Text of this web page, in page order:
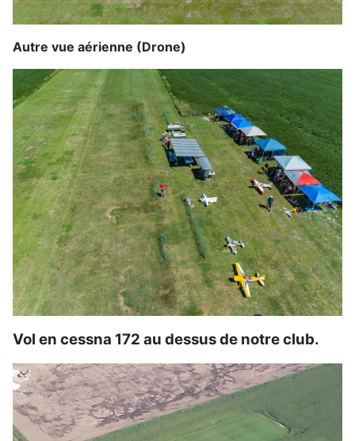
Autre vue aérienne (Drone)
Vol en cessna 172 au dessus de notre club.